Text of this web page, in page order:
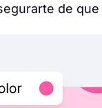
de